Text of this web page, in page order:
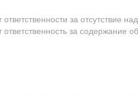
за отсутствие
за содержание